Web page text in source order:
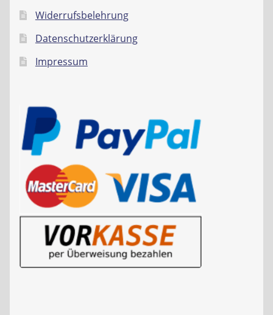
Widerrufsbelehrung
Datenschutzerklärung
Impressum